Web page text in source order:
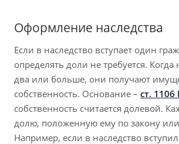
Оформление наследства
Если в наследство вступает один
определять доли не требуется. Когда
два или больше, они получают
собственность. Основание – ст. 1106
собственность считается долевой.
долю, положенную ему по закону
Например, если в наследство